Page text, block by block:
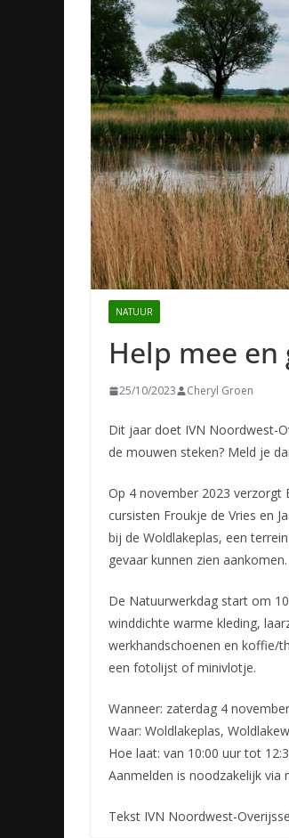
NATUUR
Help mee
25/10/2023 Cheryl Groen
Dit jaar doet IVN Noordwest-
de mouwen steken? Meld je
Op 4 november 2023 verzorgt
cursisten Froukje de Vries en
bij de Woldlakeplas, een
gevaar kunnen zien aankomen.
De Natuurwerkdag start om
winddichte warme kleding,
werkhandschoenen en koffie/
een fotolijst of minivlotje.
Wanneer: zaterdag 4
Waar: Woldlakeplas,
Hoe laat: van 10:00 uur tot
Aanmelden is noodzakelijk via
Tekst IVN Noordwest-